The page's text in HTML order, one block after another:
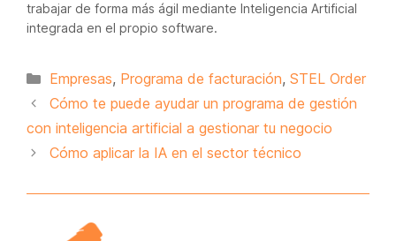
trabajar de forma más ágil mediante Inteligencia Artificial
integrada en el propio software.
Categorías
Empresas, Programa de facturación, STEL Order
Cómo te puede ayudar un programa de gestión
con inteligencia artificial a gestionar tu negocio
Cómo aplicar la IA en el sector técnico